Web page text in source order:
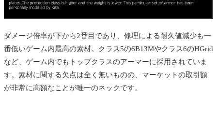
ダメージ倍率が下から2番目であり、修理による耐久値減少も一
番低いゲーム内最高の素材。クラス5の6B13Mやクラス6のHGrid
など、ゲーム内でもトップクラスのアーマーに採用されていま
す。素材に関する欠点は全く無いものの、マーケットの取引額
が非常に高額なことが唯一のネックです。